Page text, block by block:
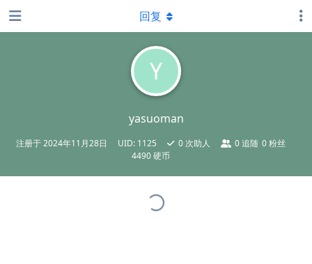
Y
yasuoman
注册于2024年11月28日 UID: 1125 0 次助人 0追随 0粉丝
4490 硬币
回复